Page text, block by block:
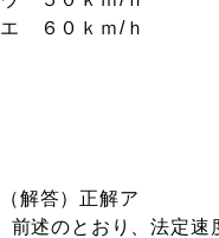
エ ６０ｋｍ/ｈ
（解答）正解ア
前述のとおり、法定速